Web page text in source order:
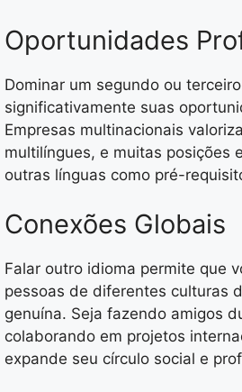
Oportunidades
Dominar um segundo ou
significativamente suas
Empresas multinacionais
multilíngues, e muitas posições
outras línguas como pré-
Conexões Globais
Falar outro idioma permite que
pessoas de diferentes culturas
genuína. Seja fazendo amigos
colaborando em projetos
expande seu círculo social e